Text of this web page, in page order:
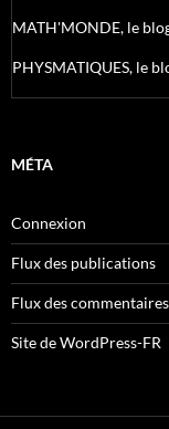
MATH'MONDE, le
PHYSMATIQUES, le
MÉTA
Connexion
Flux des publications
Flux des commentaires
Site de WordPress-FR